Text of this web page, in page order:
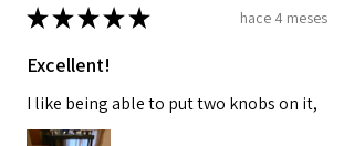
★★★★★ hace 4 meses
Excellent!
I like being able to put two knobs on it,